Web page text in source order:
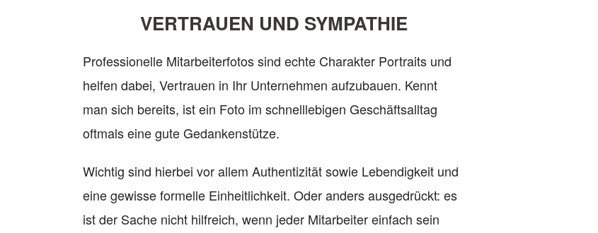
VERTRAUEN UND SYMPATHIE
Professionelle Mitarbeiterfotos sind echte Charakter Portraits und
helfen dabei, Vertrauen in Ihr Unternehmen aufzubauen. Kennt
man sich bereits, ist ein Foto im schnelllebigen Geschäftsalltag
oftmals eine gute Gedankenstütze.
Wichtig sind hierbei vor allem Authentizität sowie Lebendigkeit und
eine gewisse formelle Einheitlichkeit. Oder anders ausgedrückt: es
ist der Sache nicht hilfreich, wenn jeder Mitarbeiter einfach sein